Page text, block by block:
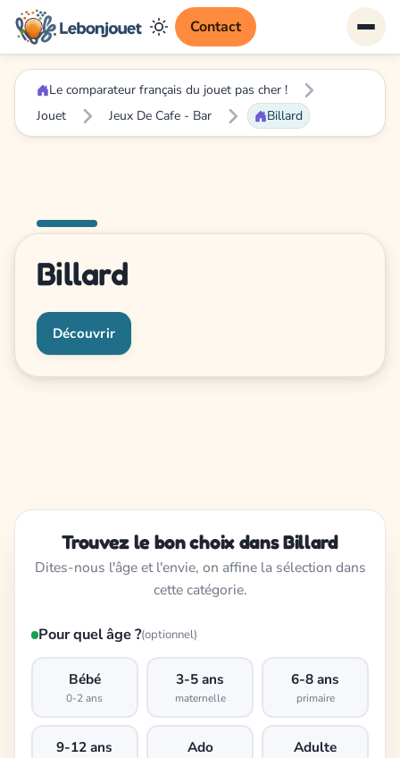
Contact
Le comparateur français du jouet pas cher !
Jouet
Jeux De Cafe - Bar Billard
Billard
Découvrir
Trouvez le bon choix dans Billard
Dites-nous l'âge et l'envie, on affine la sélection dans
cette catégorie.
Pour quel âge ?(optionnel)
Bébé
0-2 ans
3-5 ans
maternelle
6-8 ans
primaire
9-12 ans Ado Adulte